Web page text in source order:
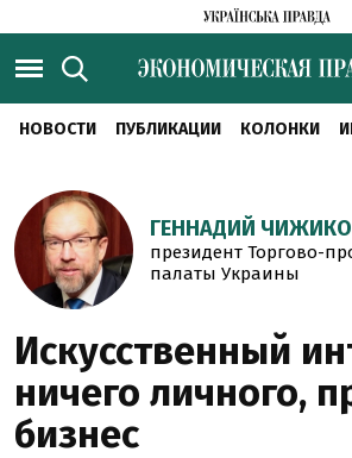
НОВОСТИ ПУБЛИКАЦИИ КОЛОНКИ
ГЕННАДИЙ
президент Торгово-
палаты Украины
Искусственный
ничего личного,
бизнес